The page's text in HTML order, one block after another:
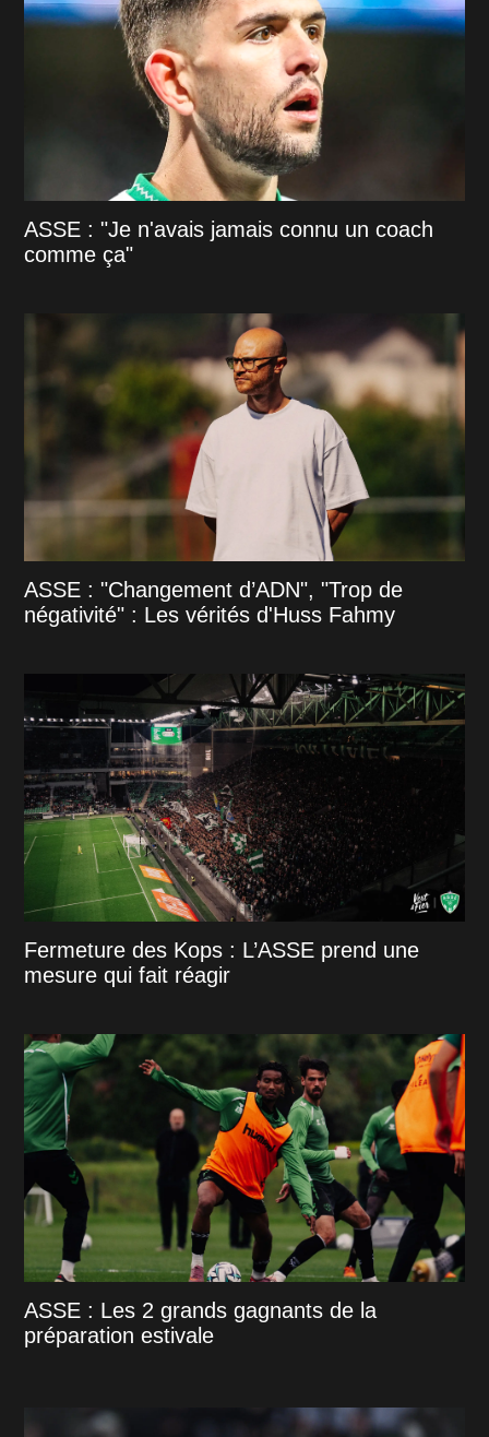
ASSE : "Je n'avais jamais connu un coach
comme ça"
ASSE : "Changement d’ADN", "Trop de
négativité" : Les vérités d'Huss Fahmy
Fermeture des Kops : L’ASSE prend une
mesure qui fait réagir
ASSE : Les 2 grands gagnants de la
préparation estivale